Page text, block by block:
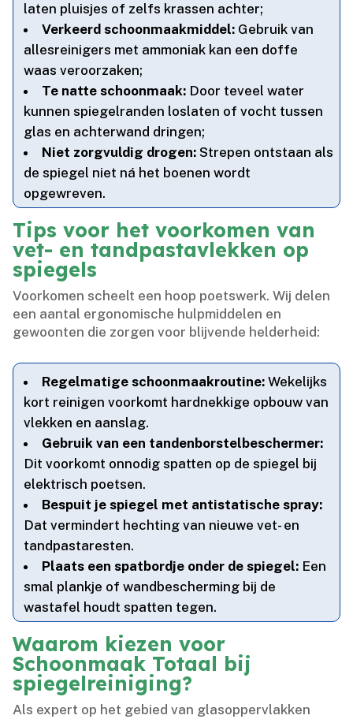
laten pluisjes of zelfs krassen achter;
Verkeerd schoonmaakmiddel: Gebruik van
allesreinigers met ammoniak kan een doffe
waas veroorzaken;
Te natte schoonmaak: Door teveel water
kunnen spiegelranden loslaten of vocht tussen
glas en achterwand dringen;
Niet zorgvuldig drogen: Strepen ontstaan als
de spiegel niet ná het boenen wordt
opgewreven.​
Tips voor het voorkomen van
vet- en tandpastavlekken op
spiegels
Voorkomen scheelt een hoop poetswerk.​ Wij delen
een aantal ergonomische hulpmiddelen en
gewoonten die zorgen voor blijvende helderheid:
Regelmatige schoonmaakroutine: Wekelijks
kort reinigen voorkomt hardnekkige opbouw van
vlekken en aanslag.​
Gebruik van een tandenborstelbeschermer:
Dit voorkomt onnodig spatten op de spiegel bij
elektrisch poetsen.​
Bespuit je spiegel met antistatische spray:
Dat vermindert hechting van nieuwe vet- en
tandpastaresten.​
Plaats een spatbordje onder de spiegel: Een
smal plankje of wandbescherming bij de
wastafel houdt spatten tegen.​
Waarom kiezen voor
Schoonmaak Totaal bij
spiegelreiniging?
Als expert op het gebied van glasoppervlakken